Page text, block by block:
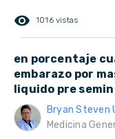
remove_red_eye 1016 vistas
en porcentaje
embarazo por
liquido pre semin
Bryan Steven
Medicina